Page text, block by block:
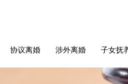
协议离婚 涉外离婚 子女抚